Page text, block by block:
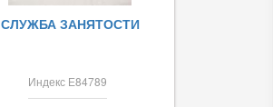
СЛУЖБА ЗАНЯТОСТИ
Индекс Е84789